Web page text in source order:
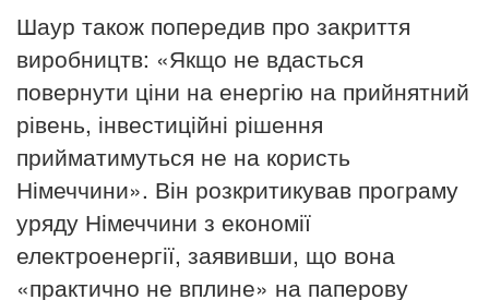
Шаур також попередив про закриття
виробництв: «Якщо не вдасться
повернути ціни на енергію на прийнятний
рівень, інвестиційні рішення
прийматимуться не на користь
Німеччини». Він розкритикував програму
уряду Німеччини з економії
електроенергії, заявивши, що вона
«практично не вплине» на паперову